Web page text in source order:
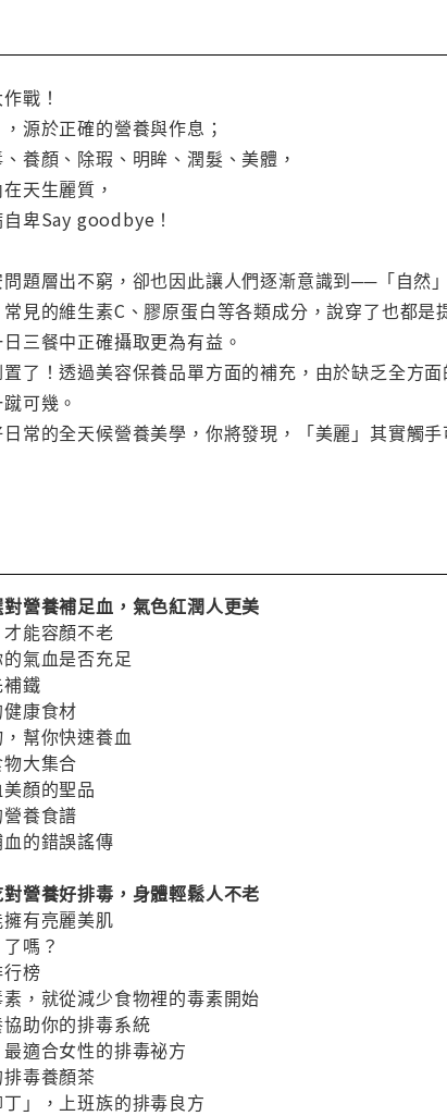
戰！
，源於正確的營養與作息；
養顏、除瑕、明眸、潤髮、美體，
天生麗質，
卑Say goodbye！
題層出不窮，卻也因此讓人們逐漸意識到──「自然
見的維生素C、膠原蛋白等各類成分，說穿了也都
三餐中正確攝取更為有益。
了！透過美容保養品單方面的補充，由於缺乏全方
可幾。
常的全天候營養美學，你將發現，「美麗」其實觸手
營養補足血，氣色紅潤人更美
能容顏不老
氣血是否充足
鐵
康食材
，幫你快速養血
大集合
顏的聖品
養食譜
的錯誤謠傳
營養好排毒，身體輕鬆人不老
有亮麗美肌
嗎？
榜
，就從減少食物裡的毒素開始
助你的排毒系統
適合女性的排毒祕方
毒養顏茶
丁」，上班族的排毒良方